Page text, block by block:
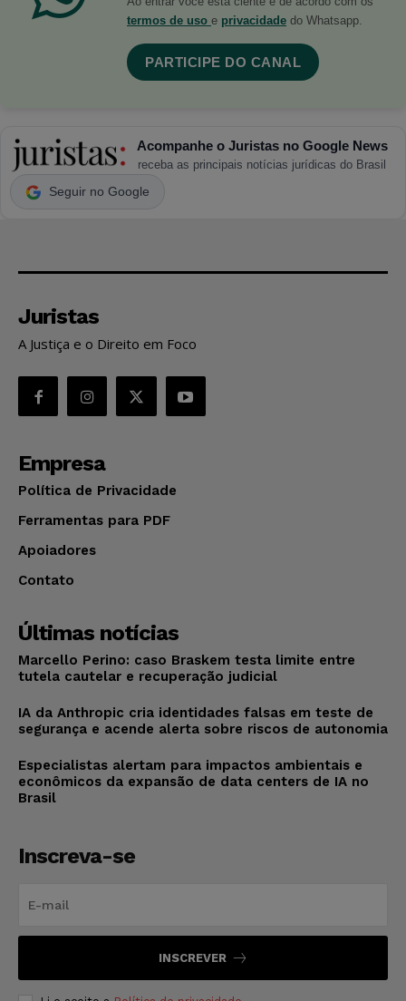
termos de uso e privacidade do Whatsapp.
PARTICIPE DO CANAL
Acompanhe o Juristas no Google News
receba as principais notícias jurídicas do Brasil
Seguir no Google
Juristas
A Justiça e o Direito em Foco
Empresa
Política de Privacidade
Ferramentas para PDF
Apoiadores
Contato
Últimas notícias
Marcello Perino: caso Braskem testa limite entre
tutela cautelar e recuperação judicial
IA da Anthropic cria identidades falsas em teste de
segurança e acende alerta sobre riscos de autonomia
Especialistas alertam para impactos ambientais e
econômicos da expansão de data centers de IA no
Brasil
Inscreva-se
INSCREVER